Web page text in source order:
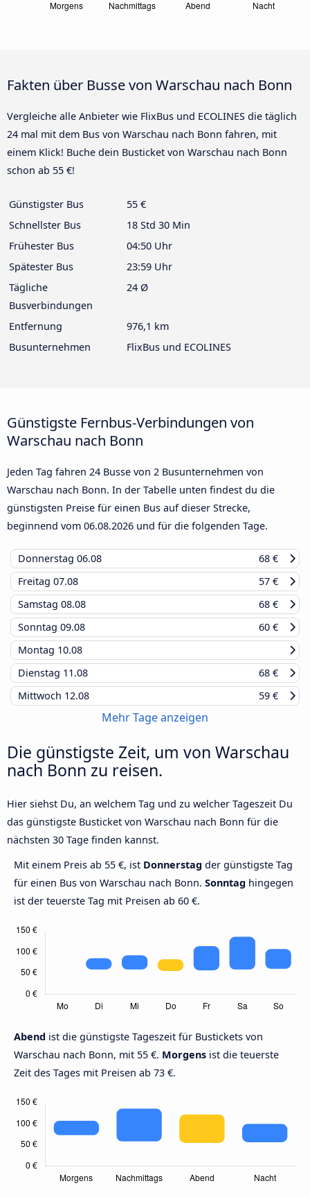
Fakten über Busse von Warschau nach Bonn
Vergleiche alle Anbieter wie FlixBus und ECOLINES die täglich
24 mal mit dem Bus von Warschau nach Bonn fahren, mit
einem Klick! Buche dein Busticket von Warschau nach Bonn
schon ab 55 €!
Günstigster Bus
55 €
Schnellster Bus
18 Std 30 Min
Frühester Bus
04:50 Uhr
Spätester Bus
23:59 Uhr
Tägliche
Busverbindungen
24 Ø
Entfernung
976,1 km
Busunternehmen
FlixBus und ECOLINES
Günstigste Fernbus-Verbindungen von
Warschau nach Bonn
Jeden Tag fahren 24 Busse von 2 Busunternehmen von
Warschau nach Bonn. In der Tabelle unten findest du die
günstigsten Preise für einen Bus auf dieser Strecke,
beginnend vom 06.08.2026 und für die folgenden Tage.
Donnerstag 06.08
68 €
Freitag 07.08
57 €
Samstag 08.08
68 €
Sonntag 09.08
60 €
Montag 10.08
Dienstag 11.08
68 €
Mittwoch 12.08 59 €
Mehr Tage anzeigen
Die günstigste Zeit, um von Warschau
nach Bonn zu reisen.
Hier siehst Du, an welchem Tag und zu welcher Tageszeit Du
das günstigste Busticket von Warschau nach Bonn für die
nächsten 30 Tage finden kannst.
Mit einem Preis ab 55 €, ist Donnerstag der günstigste Tag
für einen Bus von Warschau nach Bonn. Sonntag hingegen
ist der teuerste Tag mit Preisen ab 60 €.
Abend ist die günstigste Tageszeit für Bustickets von
Warschau nach Bonn, mit 55 €. Morgens ist die teuerste
Zeit des Tages mit Preisen ab 73 €.